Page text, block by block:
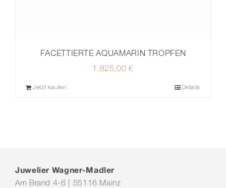
FACETTIERTE AQUAMARIN TROPFEN
1.825,00€
Jetzt kaufen Details
Juwelier Wagner-Madler
Am Brand 4-6 | 55116 Mainz